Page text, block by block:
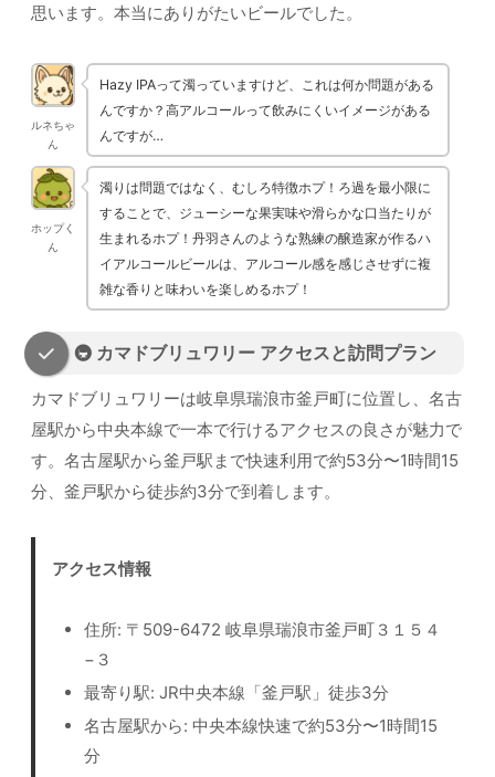
思います。本当にありがたいビールでした。
ルネちゃ
ん
Hazy IPAって濁っていますけど、これは何か問題がある
んですか？高アルコールって飲みにくいイメージがある
んですが…
ホップく
ん
濁りは問題ではなく、むしろ特徴ホプ！ろ過を最小限に
することで、ジューシーな果実味や滑らかな口当たりが
生まれるホプ！丹羽さんのような熟練の醸造家が作るハ
イアルコールビールは、アルコール感を感じさせずに複
雑な香りと味わいを楽しめるホプ！
🚇 カマドブリュワリー アクセスと訪問プラン
カマドブリュワリーは岐阜県瑞浪市釜戸町に位置し、名古
屋駅から中央本線で一本で行けるアクセスの良さが魅力で
す。名古屋駅から釜戸駅まで快速利用で約53分〜1時間15
分、釜戸駅から徒歩約3分で到着します。
アクセス情報
住所: 〒509-6472 岐阜県瑞浪市釜戸町３１５４
−３
最寄り駅: JR中央本線「釜戸駅」徒歩3分
名古屋駅から: 中央本線快速で約53分〜1時間15
分